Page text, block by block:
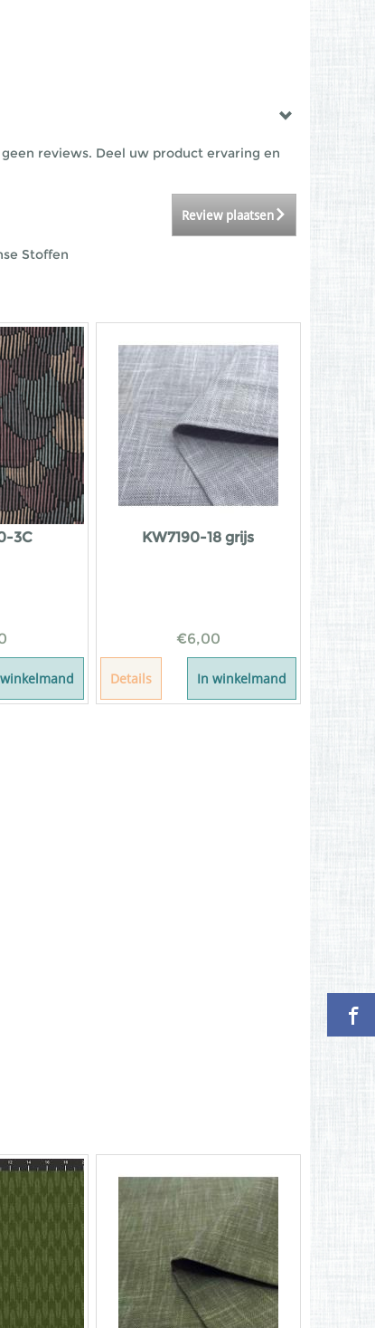
reviews. Deel uw product ervaring en
Review plaatsen
Stoffen
3C KW7190-18 grijs
€6,00
Details In winkelmand